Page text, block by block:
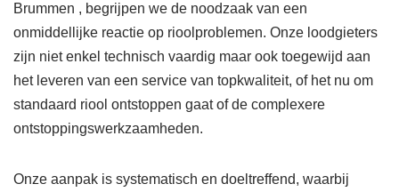
Brummen , begrijpen we de noodzaak van een
onmiddellijke reactie op rioolproblemen. Onze loodgieters
zijn niet enkel technisch vaardig maar ook toegewijd aan
het leveren van een service van topkwaliteit, of het nu om
standaard riool ontstoppen gaat of de complexere
ontstoppingswerkzaamheden.
Onze aanpak is systematisch en doeltreffend, waarbij